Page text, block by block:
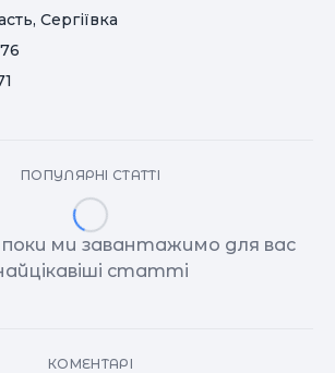
Сергіївка
ПОПУЛЯРНІ СТАТТІ
ми завантажимо для вас
статті
КОМЕНТАРІ